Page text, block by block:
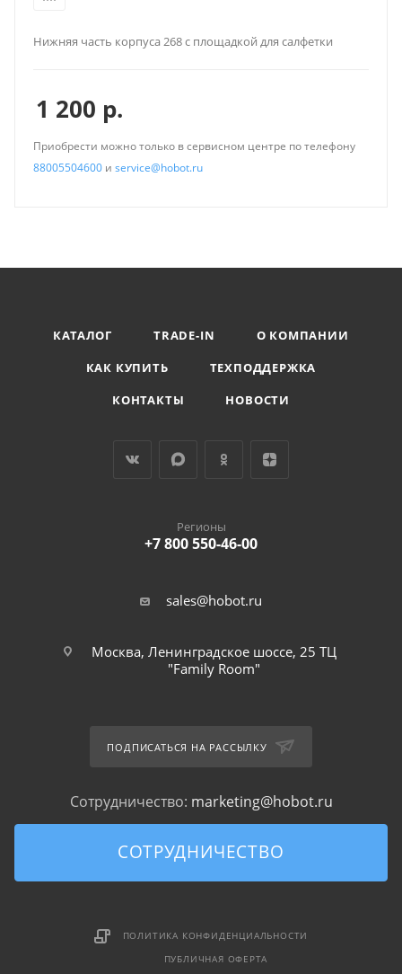
Нижняя часть корпуса 268 с площадкой для салфетки
1 200 р.
Приобрести можно только в сервисном центре по телефону
88005504600 и service@hobot.ru
КАТАЛОГ TRADE-IN
О КОМПАНИИ
КАК КУПИТЬ
ТЕХПОДДЕРЖКА
КОНТАКТЫ
НОВОСТИ
Регионы
+7 800 550-46-00
sales@hobot.ru
Москва, Ленинградское шоссе, 25 ТЦ
"Family Room"
ПОДПИСАТЬСЯ НА РАССЫЛКУ
Сотрудничество: marketing@hobot.ru
СОТРУДНИЧЕСТВО
ПОЛИТИКА КОНФИДЕНЦИАЛЬНОСТИ
ПУБЛИЧНАЯ ОФЕРТА